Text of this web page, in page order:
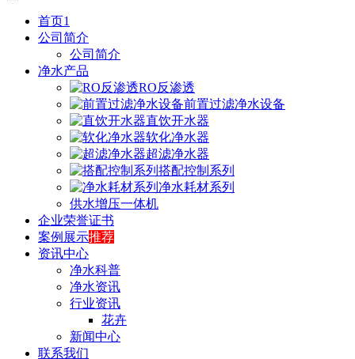
首页1
公司简介
公司简介
净水产品
RO反渗透
前置过滤净水设备
直饮开水器
软化净水器
超滤净水器
搭配控制系列
净水耗材系列
供水增压一体机
企业荣誉证书
案例展示推荐
资讯中心
净水科普
净水资讯
行业资讯
花卉
新闻中心
联系我们